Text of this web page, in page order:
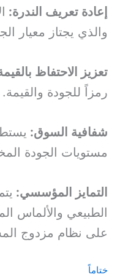
إعادة تعريف الندرة:
والذي يجتاز معيار
تعزيز الاحتفاظ
رمزاً للجودة والقيمة.
شفافية السوق:
مستويات الجودة
التمايز المؤسسي:
الطبيعي والألماس
على نظام مزدوج
ختاماً